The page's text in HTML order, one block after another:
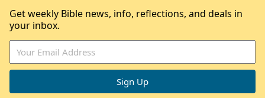
Get weekly Bible news, info, reflections, and deals in
your inbox.